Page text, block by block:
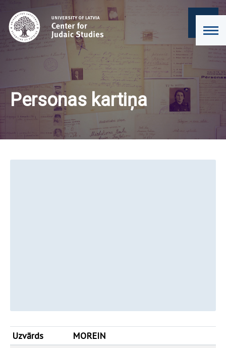
Personas kartiņa
Uzvārds
MOREIN